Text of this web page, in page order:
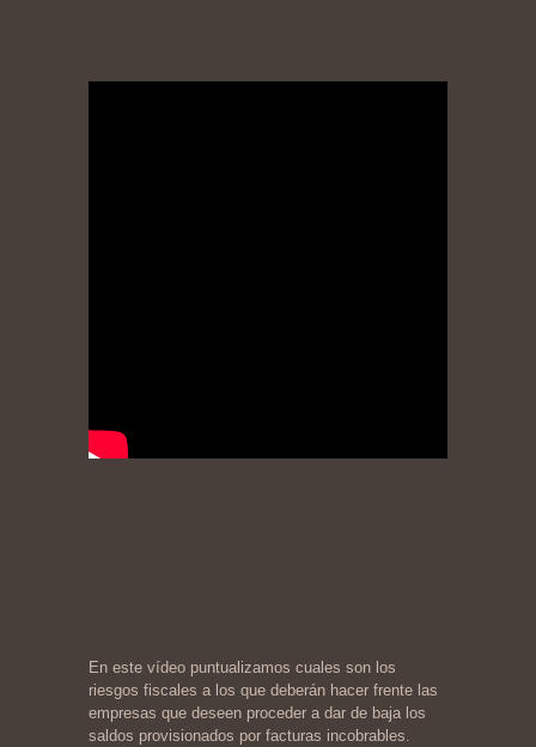
En este vídeo puntualizamos cuales son los
riesgos fiscales a los que deberán hacer frente las
empresas que deseen proceder a dar de baja los
saldos provisionados por facturas incobrables.